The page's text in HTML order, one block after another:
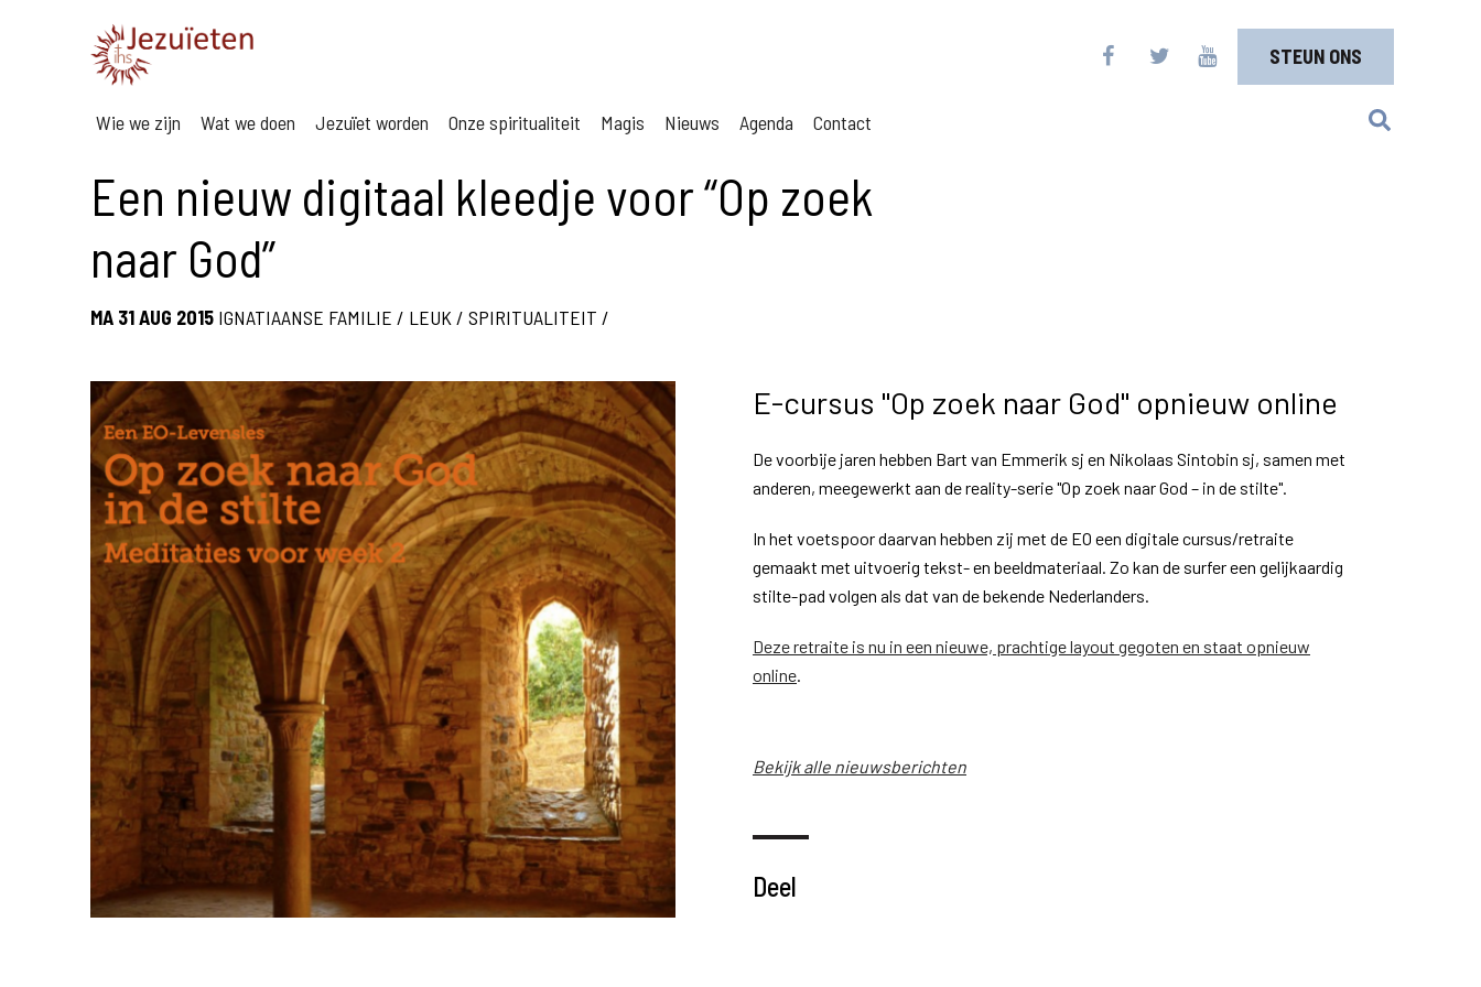
STEUN ONS
Wie we zijn Wat we doen Jezuïet worden Onze spiritualiteit Magis Nieuws Agenda Contact
Een nieuw digitaal kleedje voor “Op zoek
naar God”
MA 31 AUG 2015 IGNATIAANSE FAMILIE / LEUK / SPIRITUALITEIT /
E-cursus "Op zoek naar God" opnieuw online
De voorbije jaren hebben Bart van Emmerik sj en Nikolaas Sintobin sj, samen met
anderen, meegewerkt aan de reality-serie "Op zoek naar God – in de stilte".
In het voetspoor daarvan hebben zij met de EO een digitale cursus/retraite
gemaakt met uitvoerig tekst- en beeldmateriaal. Zo kan de surfer een gelijkaardig
stilte-pad volgen als dat van de bekende Nederlanders.
Deze retraite is nu in een nieuwe, prachtige layout gegoten en staat opnieuw
online.
Bekijk alle nieuwsberichten
Deel